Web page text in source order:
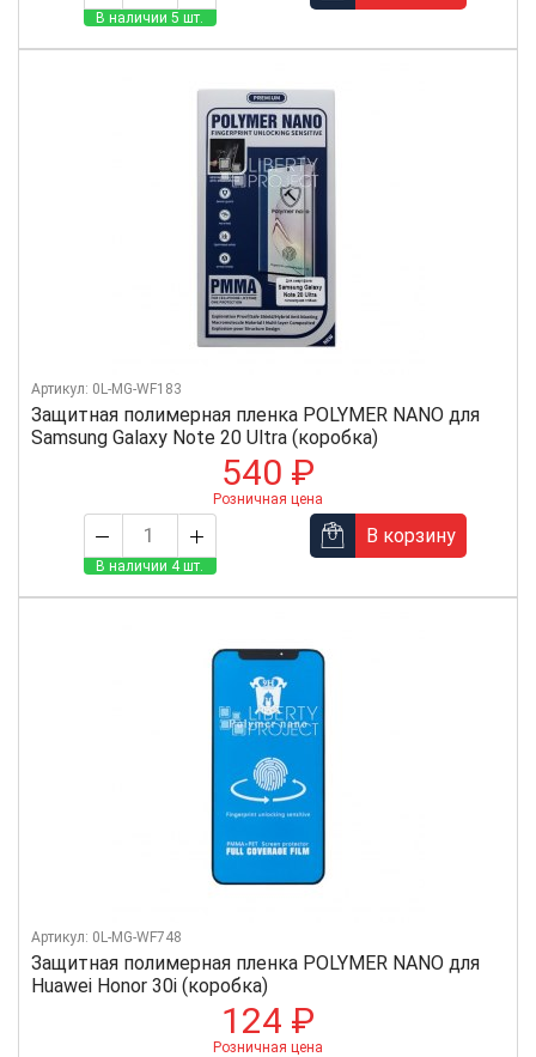
В наличии 5 шт.
Защитная полимерная пленка POLYMER NANO для
Samsung Galaxy Note 20 Ultra (коробка)
Артикул: 0L-MG-WF183
540 ₽
Розничная цена
В наличии 4 шт.
В корзину
Защитная полимерная пленка POLYMER NANO для
Huawei Honor 30i (коробка)
Артикул: 0L-MG-WF748
124 ₽
Розничная цена